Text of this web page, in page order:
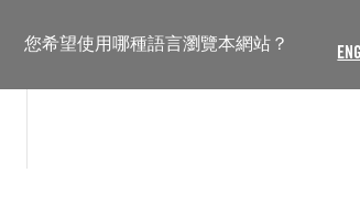
您希望使用哪種語言瀏覽本網站？